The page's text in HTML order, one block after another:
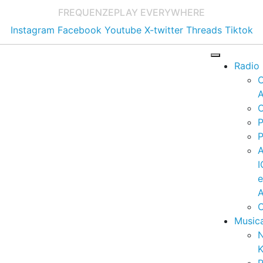
FREQUENZEPLAY EVERYWHERE
Instagram Facebook Youtube X-twitter Threads Tiktok
Radio
e